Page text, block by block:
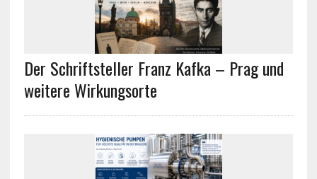
Der Schriftsteller Franz Kafka – Prag und
weitere Wirkungsorte